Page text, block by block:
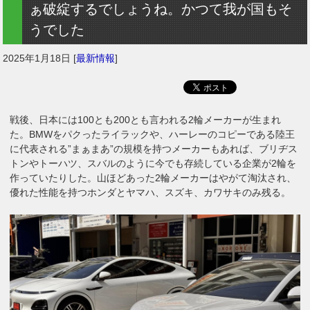
ぁ破綻するでしょうね。かつて我が国もそ
うでした
2025年1月18日 [最新情報]
戦後、日本には100とも200とも言われる2輪メーカーが生まれ
た。BMWをパクったライラックや、ハーレーのコピーである陸王
に代表される”まぁまあ”の規模を持つメーカーもあれば、ブリヂス
トンやトーハツ、スバルのように今でも存続している企業が2輪を
作っていたりした。山ほどあった2輪メーカーはやがて淘汰され、
優れた性能を持つホンダとヤマハ、スズキ、カワサキのみ残る。